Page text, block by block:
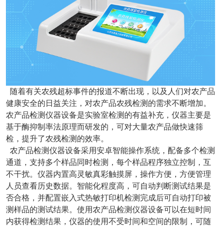
随着有关农残超标事件的报道不断出现，以及人们对农产品
健康安全的日益关注，对农产品农残检测的需求不断增加。
农产品检测仪器设备是实验室检测的有益补充，仪器主要是
基于酶抑制率法原理而研发的，可对大量农产品做快速筛
检，提升了农残检测的效率。
农产品检测仪器设备采用安卓智能操作系统，配备多个检测
通道，支持多个样品同时检测，每个样品程序独立控制，互
不干扰。仪器内置高灵敏真彩触摸屏，操作方便，方便管理
人员查看历史数据。智能化程度高，可自动判断测试结果是
否合格，并配置嵌入式热敏打印机检测完成后可自动打印被
测样品的测试结果。使用农产品检测仪器设备可以在短时间
内获得检测结果，仪器的使用不受时间和空间的限制，可随